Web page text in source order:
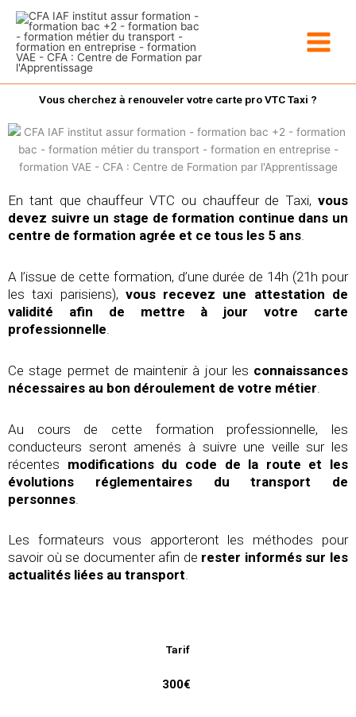
contenu
Vous cherchez à renouveler votre carte pro VTC Taxi ?
En tant que chauffeur VTC ou chauffeur de Taxi, vous
devez suivre un stage de formation continue dans un
centre de formation agrée et ce tous les 5 ans.
A l’issue de cette formation, d’une durée de 14h (21h pour
les taxi parisiens), vous recevez une attestation de
validité afin de mettre à jour votre carte
professionnelle.
Ce stage permet de maintenir à jour les connaissances
nécessaires au bon déroulement de votre métier
Au cours de cette formation professionnelle, les
conducteurs seront amenés à suivre une veille sur les
récentes modifications du code de la route et les
évolutions réglementaires du transport de
personnes
Les formateurs vous apporteront les méthodes pour
savoir où se documenter afin de rester informés sur les
actualités liées au transport.
Tarif
300€